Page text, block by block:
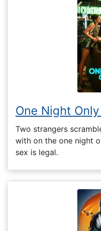
One Night
Two strangers
with on the one night
sex is legal.